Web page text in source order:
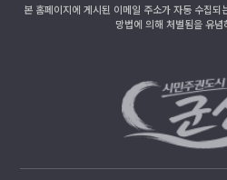
본 홈페이지에 게시된 이메일 주소가 자동 수집
망법에 의해 처벌됨을 유